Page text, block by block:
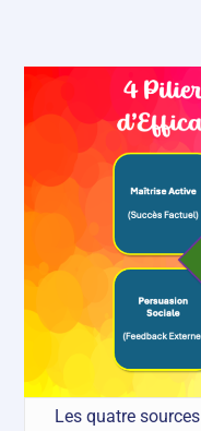
Les quatre